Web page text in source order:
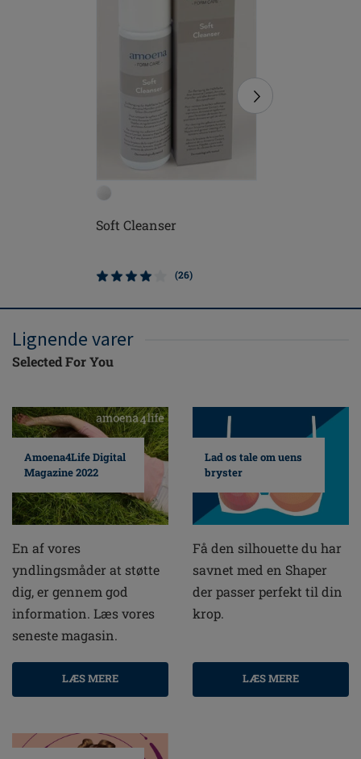
Soft Cleanser
(26)
Lignende varer
Selected For You
Amoena4Life Digital
Magazine 2022
En af vores
yndlingsmåder at støtte
dig, er gennem god
information. Læs vores
seneste magasin.
LÆS MERE
Lad os tale om uens
bryster
Få den silhouette du har
savnet med en Shaper
der passer perfekt til din
krop.
LÆS MERE